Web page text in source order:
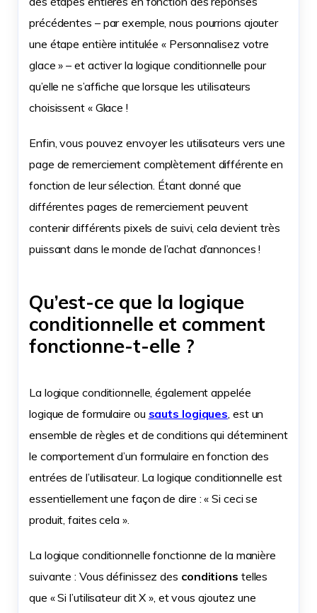
précédentes – par exemple, nous pourrions ajouter
une étape entière intitulée « Personnalisez votre
glace » – et activer la logique conditionnelle pour
qu’elle ne s’affiche que lorsque les utilisateurs
choisissent « Glace !
Enfin, vous pouvez envoyer les utilisateurs vers une
page de remerciement complètement différente en
fonction de leur sélection. Étant donné que
différentes pages de remerciement peuvent
contenir différents pixels de suivi, cela devient très
puissant dans le monde de l’achat d’annonces !
Qu’est-ce que la logique
conditionnelle et comment
fonctionne-t-elle ?
La logique conditionnelle, également appelée
logique de formulaire ou sauts logiques , est un
ensemble de règles et de conditions qui déterminent
le comportement d’un formulaire en fonction des
entrées de l’utilisateur. La logique conditionnelle est
essentiellement une façon de dire : « Si ceci se
produit, faites cela ».
La logique conditionnelle fonctionne de la manière
suivante : Vous définissez des conditions telles
que « Si l’utilisateur dit X », et vous ajoutez une